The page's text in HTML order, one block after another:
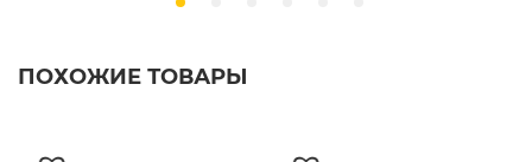
ПОХОЖИЕ ТОВАРЫ